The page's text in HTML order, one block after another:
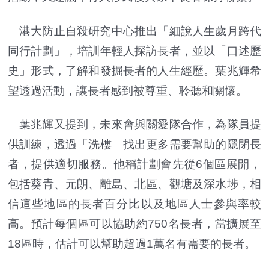
港大防止自殺研究中心推出「細說人生歲月跨代
同行計劃」，培訓年輕人探訪長者，並以「口述歷
史」形式，了解和發掘長者的人生經歷。葉兆輝希
望透過活動，讓長者感到被尊重、聆聽和關懷。
葉兆輝又提到，未來會與關愛隊合作，為隊員提
供訓練，透過「洗樓」找出更多需要幫助的隱閉長
者，提供適切服務。他稱計劃會先從6個區展開，
包括葵青、元朗、離島、北區、觀塘及深水埗，相
信這些地區的長者百分比以及地區人士參與率較
高。預計每個區可以協助約750名長者，當擴展至
18區時，估計可以幫助超過1萬名有需要的長者。